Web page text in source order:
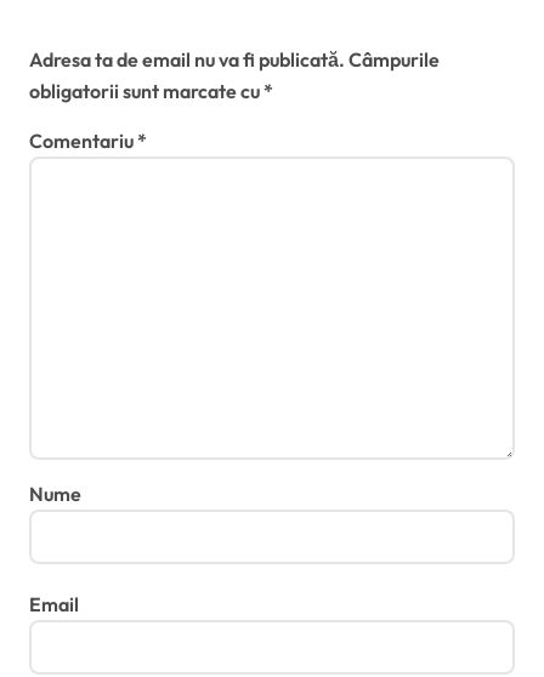
Adresa ta de email nu va fi publicată. Câmpurile
obligatorii sunt marcate cu*
Comentariu*
Nume
Email